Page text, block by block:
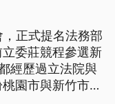
正式提名法務部
委莊競程參選新
經歷過立法院與
園市與新竹市民